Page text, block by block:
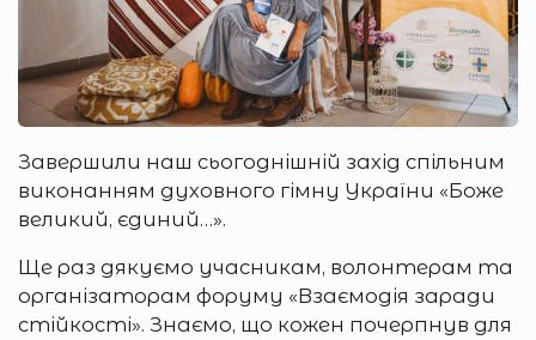
Завершили наш сьогоднішній захід спільним
виконанням духовного гімну України «Боже
великий, єдиний…».
Ще раз дякуємо учасникам, волонтерам та
організаторам форуму «Взаємодія заради
стійкості». Знаємо, що кожен почерпнув для